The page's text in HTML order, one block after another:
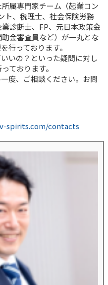
属専門家チーム（起業コン
ト、税理士、社会保険労務
診断士、FP、元日本政策金
金審査員など）が一丸とな
行っております。
いの？といった疑問に対し
ております。
度、ご相談ください。お問
spirits.com/contacts